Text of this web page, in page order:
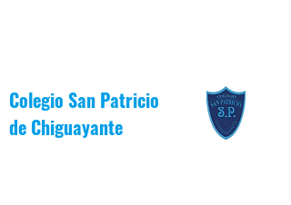
Colegio San Patricio
de Chiguayante